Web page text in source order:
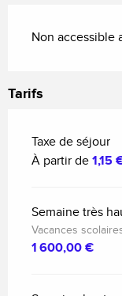
Non accessible
Tarifs
Taxe de séjour
À partir de 1,15
Semaine très
Vacances
1 600,00 €